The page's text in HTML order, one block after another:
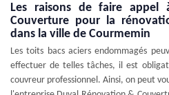
Les raisons de faire appel
Couverture pour la
dans la ville de Courmemin
Les toits bacs aciers endommagés
effectuer de telles tâches, il est
couvreur professionnel. Ainsi, on peut